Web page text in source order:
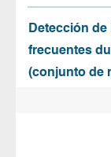
Detección
frecuentes
(conjunto de